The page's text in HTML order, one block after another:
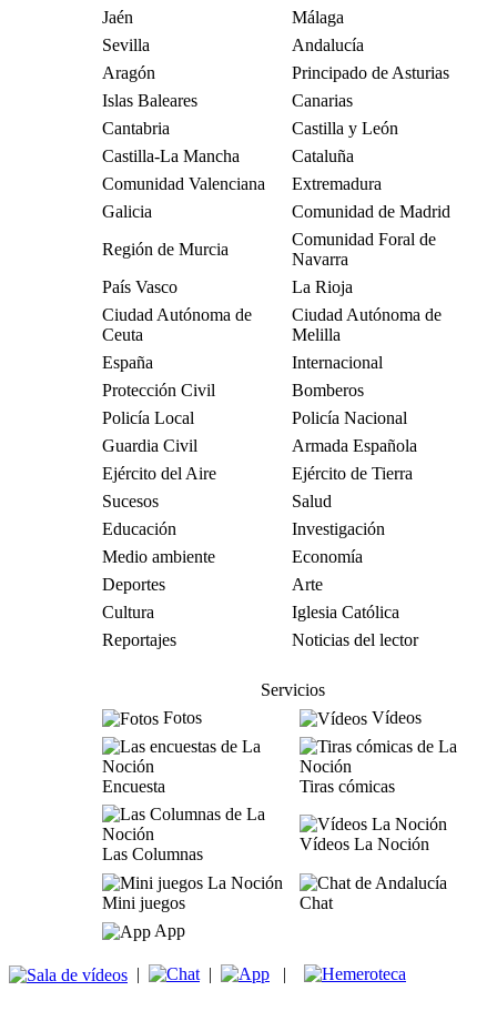
Jaén
Málaga
Sevilla
Andalucía
Aragón
Principado de Asturias
Islas Baleares
Canarias
Cantabria
Castilla y León
Castilla-La Mancha
Cataluña
Comunidad Valenciana
Extremadura
Galicia
Comunidad de Madrid
Región de Murcia
Comunidad Foral de
Navarra
País Vasco
La Rioja
Ciudad Autónoma de
Ceuta
Ciudad Autónoma de
Melilla
España
Internacional
Protección Civil
Bomberos
Policía Local
Policía Nacional
Guardia Civil
Armada Española
Ejército del Aire
Ejército de Tierra
Sucesos
Salud
Educación
Investigación
Medio ambiente
Economía
Deportes
Arte
Cultura
Iglesia Católica
Reportajes
Noticias del lector
Servicios
Fotos
Vídeos
Encuesta Tiras cómicas
Las Columnas
Vídeos La Noción
Mini juegos
Chat
App
| | |